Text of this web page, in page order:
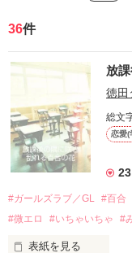
検索ワード
詳しく検索
タイトル
36件
放
徳田
総文
恋愛(
23
#ガールズラブ／GL #百合
#微エロ
#いちゃいちゃ #
表紙を見る